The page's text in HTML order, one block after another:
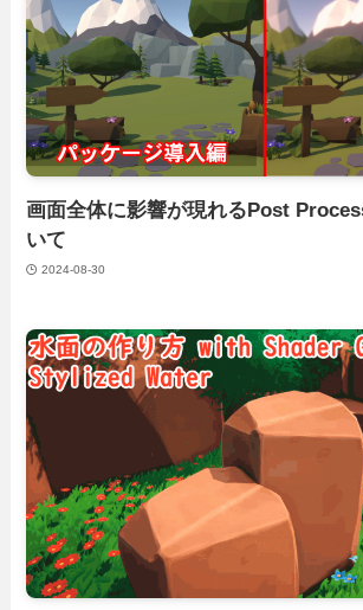
画面全体に影響が現れるPost
いて
2024-08-30